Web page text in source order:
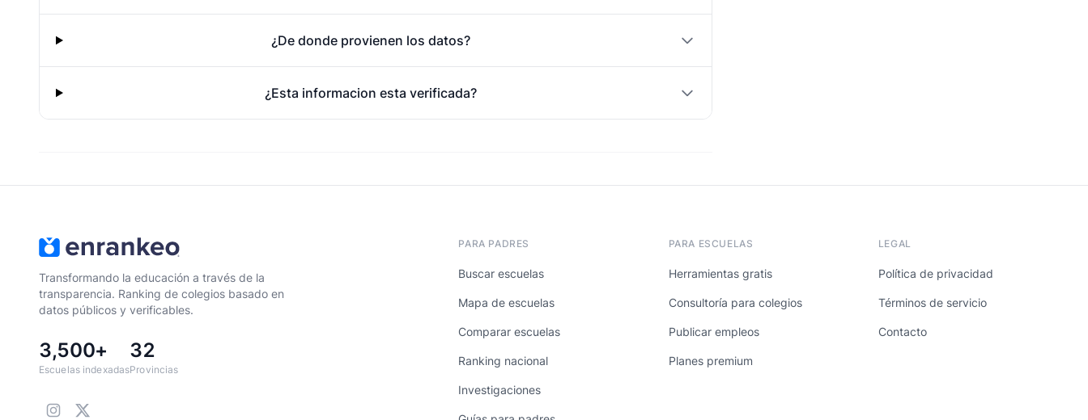
¿De donde provienen los datos?
¿Esta informacion esta verificada?
Transformando la educación a través de la
transparencia. Ranking de colegios basado en
datos públicos y verificables.
3,500+
Escuelas indexadas
32
Provincias
PARA PADRES
Buscar escuelas
Mapa de escuelas
Comparar escuelas
Ranking nacional
Investigaciones
PARA ESCUELAS
Herramientas gratis
Consultoría para colegios
Publicar empleos
Planes premium
LEGAL
Política de privacidad
Términos de servicio
Contacto